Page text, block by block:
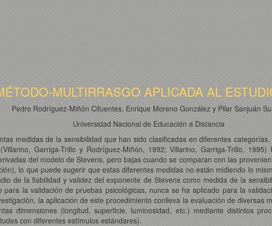
MULTIRRASGO APLICADA AL
Pedro Rodríguez-Miñón Cifuentes, Enrique Moreno González y Pilar Sanjuán
Universidad Nacional de Educación a Distancia
medidas de la sensibilidad que han sido clasificadas en diferentes
Garriga-Trillo y Rodríguez-Miñón, 1992; Villarino, Garriga-Trillo,
del modelo de Stevens, pero bajas cuando se comparan con las
lo que puede sugerir que estas diferentes medidas no están midiendo lo
de la fiabilidad y validez del exponente de Stevens como medida de la
la validación de pruebas psicológicas, nunca se ha aplicado para la
la aplicación de este procedimiento conlleva la evaluación de diversas
dimensiones (longitud, superficie, luminosidad, etc.) mediante distintos
con diferentes estímulos estándares).